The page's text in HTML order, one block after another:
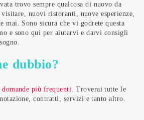
trovo sempre qualcosa di nuovo da
nuovi ristoranti, nuove esperienze,
mai. Sono sicura che vi godrete questa
e sono qui per aiutarvi e darvi consigli
dubbio?
domande più frequenti. Troverai tutte le
contratti, servizi e tanto altro.